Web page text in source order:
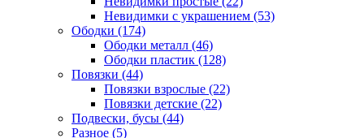
Невидимки с украшением (53)
Ободки (174)
Ободки металл (46)
Ободки пластик (128)
Повязки (44)
Повязки взрослые (22)
Повязки детские (22)
Подвески, бусы (44)
Разное (5)